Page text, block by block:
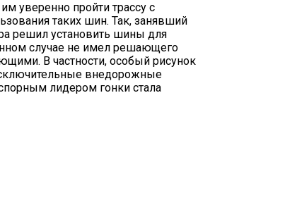
уверенно пройти трассу с
таких шин. Так, занявший
решил установить шины для
случае не имел решающего
В частности, особый рисунок
внедорожные
лидером гонки стала